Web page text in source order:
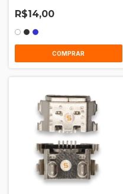
R$14,00
COMPRAR